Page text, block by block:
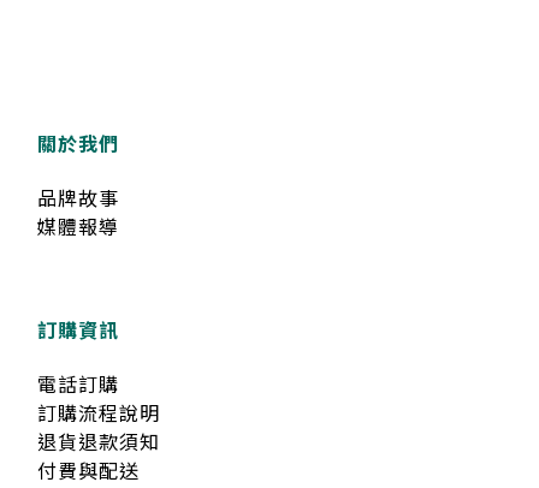
關於我們
品牌故事
媒體報導
訂購資訊
電話訂購
訂購流程說明
退貨退款須知
付費與配送